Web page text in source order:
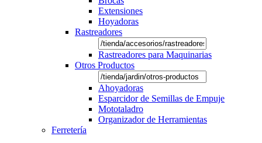
Extensiones
Hoyadoras
Rastreadores
Rastreadores para Maquinarias
Otros Productos
Ahoyadoras
Esparcidor de Semillas de Empuje
Mototaladro
Organizador de Herramientas
Ferretería